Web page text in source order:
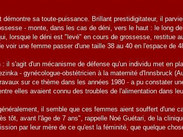
sa toute-puissance. Brillant prestidigitateur, il
- monte, dans les cas de déni, vers le haut : le long
lorsque le déni est "levé" en cours de grossesse, restitue
voir une femme passer d'une taille 38 au 40 en l'espace de
il s'agit d'un mécanisme de défense qu'un individu met en
- gynécologue-obstétricien à la maternité d'Innsbruck
sur ce thème dans les années 1980 - a pu constater
elles avaient connu des troubles de l'alimentation dans
il semble que ces femmes aient souffert d'une
tôt, avant l'âge de 7 ans", rappelle Noé Guétari, de la
par leur mère de ce qu'est la féminité, que quelque